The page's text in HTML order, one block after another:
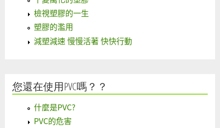
檢視塑膠的一生
塑膠的濫用
減塑減速 慢慢活著 快快行動
您還在使用PVC嗎？？
什麼是PVC?
PVC的危害